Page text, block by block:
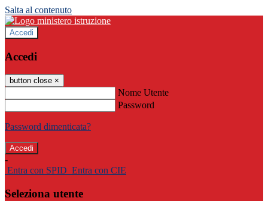
Salta al contenuto
Accedi
Accedi
button close ×
Nome Utente
Password
Password dimenticata?
-
Entra con SPID Entra con CIE
Seleziona utente